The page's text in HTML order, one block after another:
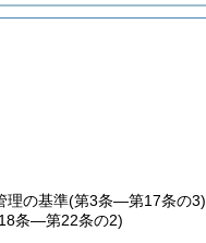
理の基準(第3条―第17条の3)
条―第22条の2)